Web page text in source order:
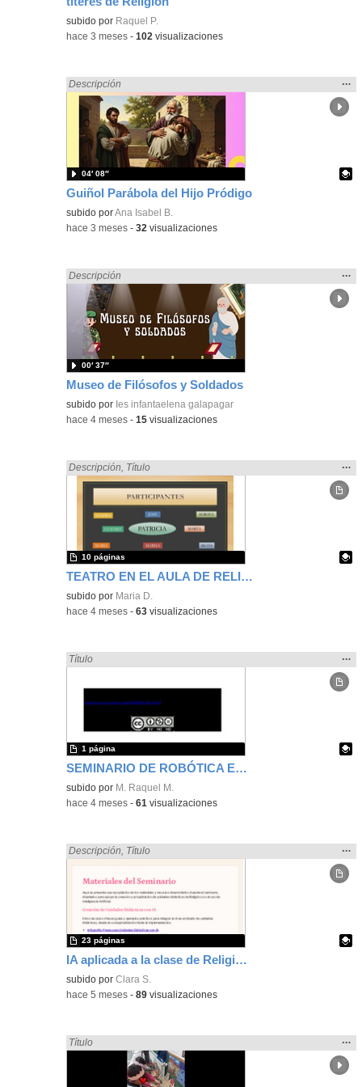
Contenido educativo.
subido por Raquel P.
-hace 3 meses -102 visualizaciones
Guiñol Parábola del Hijo Pródigo
Encontrado «Religión» en:
Descripción
la
…
Contenido educativo.
subido porAna Isabel B.
04′ 08″
-hace 3 meses -32 visualizaciones
Museo de Filósofos y Soldados
Encontrado «Religión» en:
Descripción
la
…
subido por Ies infantaelena galapagar
00′ 37″
-hace 4 meses -15 visualizaciones
TEATRO EN EL AULA DE RELIGIÓN
Encontrado «Religión» en:
Descripción Título
la
…
Contenido educativo.
subido por Maria D.
10 páginas
-hace 4 meses -63 visualizaciones
SEMINARIO DE ROBÓTICA EN EL AULA DE RELIGIÓN
Encontrado «Religión» en:
Título
la
…
Contenido educativo.
subido por M. Raquel M.
1 página
-hace 4 meses -61 visualizaciones
IA aplicada a la clase de Religión en Secundaria crear, motivar, educar
Encontrado «Religión» en:
Descripción Título
la
…
Contenido educativo.
subido porClara S.
23 páginas
-hace 5 meses -89 visualizaciones
Encontrado «Religión» en:
Título
la
…